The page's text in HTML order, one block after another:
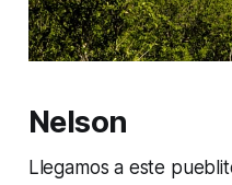
Nelson
Llegamos a este